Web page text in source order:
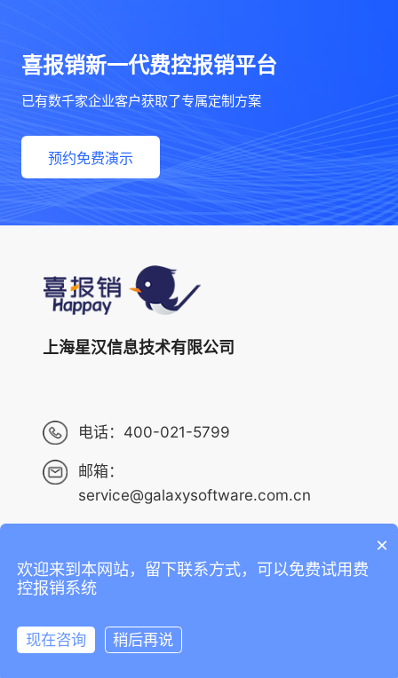
喜报销新一代费控报销平台
已有数千家企业客户获取了专属定制方案
预约免费演示
上海星汉信息技术有限公司
电话： 400-021-5799
邮箱：
service@galaxysoftware.com.cn
Copyright ©2013-2023 上海星汉信息技术有限公司 版权
沪ICP备14001765号-6
沪公网安备 31010402010073号
×
欢迎来到本网站，留下联系方式，可以免费试用费
控报销系统
现在咨询
稍后再说
在线咨询